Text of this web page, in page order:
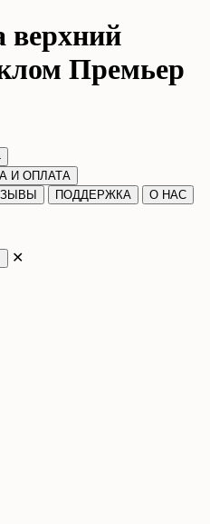
Премьер
И ОПЛАТА
ПОДДЕРЖКА О НАС
✕